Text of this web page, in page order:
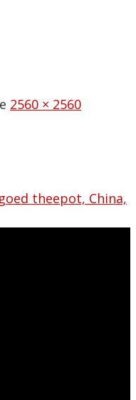
2560 × 2560
theepot, China,